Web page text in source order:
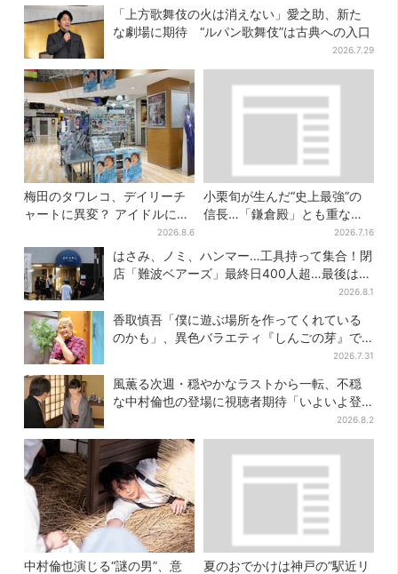
「上方歌舞伎の火は消えない」愛之助、新た
な劇場に期待 “ルパン歌舞伎”は古典への入口
2026.7.29
梅田のタワレコ、デイリーチ
ャートに異変？ アイドルに混
じり“マユリカ”が1位に…お笑
いが強すぎる理由とは
2026.8.6
小栗旬が生んだ“史上最強”の
信長…「鎌倉殿」とも重な
る、にじむ悲しみが“名人
芸”【豊臣兄弟】
2026.7.16
はさみ、ノミ、ハンマー…工具持って集合！閉
店「難波ベアーズ」最終日400人超…最後は
2026.8.1
香取慎吾「僕に遊ぶ場所を作ってくれている
のかも」、異色バラエティ『しんごの芽』で
2026.7.31
風薫る次週・穏やかなラストから一転、不穏
な中村倫也の登場に視聴者期待「いよいよ登
2026.8.2
中村倫也演じる“謎の男”、意
夏のおでかけは神戸の”駅近リ